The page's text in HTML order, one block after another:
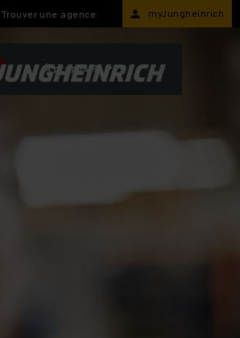
Trouver une agence myJungheinrich
À propos ?